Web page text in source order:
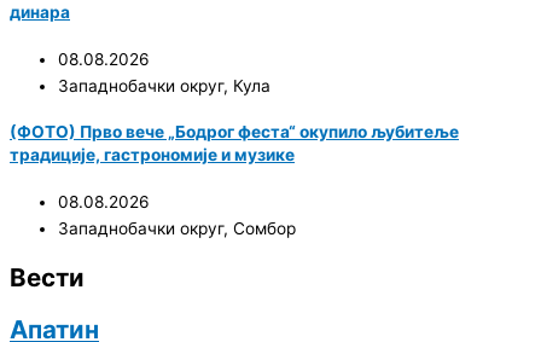
динара
08.08.2026
Западнобачки округ, Кула
(ФОТО) Прво вече „Бодрог феста“ окупило љубитеље
традиције, гастрономије и музике
08.08.2026
Западнобачки округ, Сомбор
Вести
Апатин